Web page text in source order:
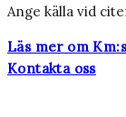
Ange källa vid
Läs mer om
Kontakta oss